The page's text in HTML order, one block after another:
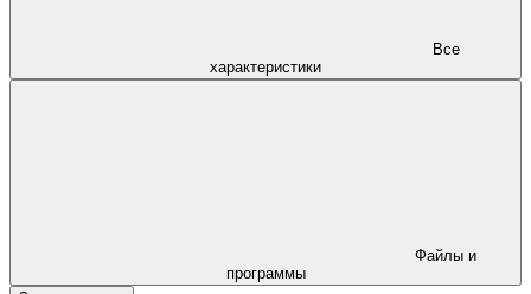
характеристики
программы